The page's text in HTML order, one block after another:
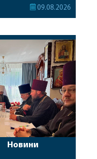
єпархії
Ярослав
09.08.2026
Новини